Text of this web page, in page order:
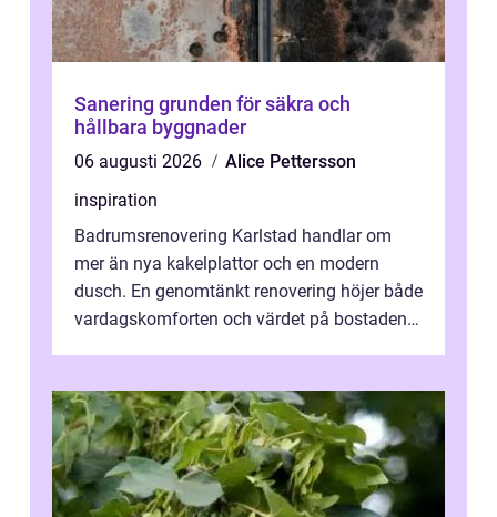
Sanering grunden för säkra och
hållbara byggnader
06 augusti 2026
Alice Pettersson
inspiration
Badrumsrenovering Karlstad handlar om
mer än nya kakelplattor och en modern
dusch. En genomtänkt renovering höjer både
vardagskomforten och värdet på bostaden.